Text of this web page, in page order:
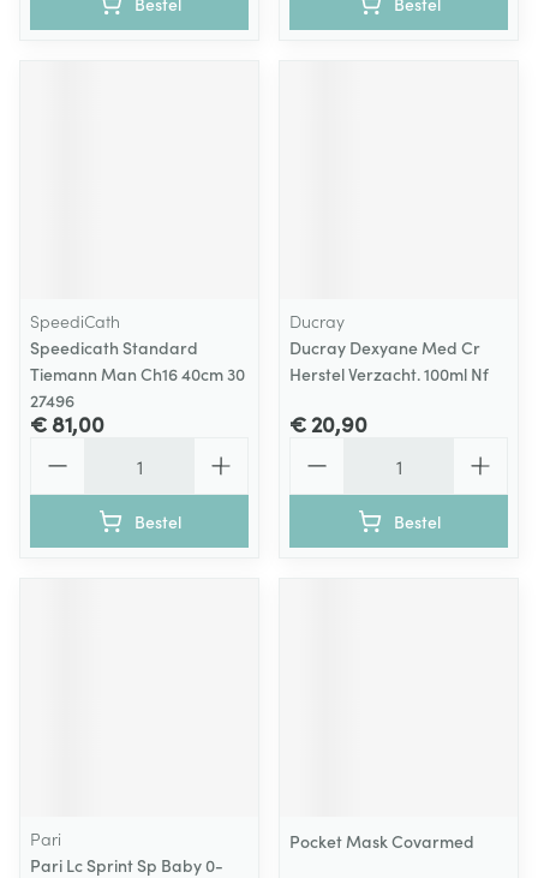
SpeediCath
Speedicath Standard
Tiemann Man Ch16 40cm 30
27496
€ 81,00
Bestel
Ducray
Ducray Dexyane Med Cr
Herstel Verzacht. 100ml Nf
€ 20,90
Bestel
Pari
Pari Lc Sprint Sp Baby 0-
Pocket Mask Covarmed